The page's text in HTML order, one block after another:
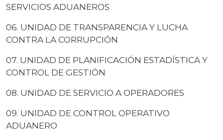
SERVICIOS ADUANEROS
06. UNIDAD DE TRANSPARENCIA Y LUCHA
CONTRA LA CORRUPCIÓN
07. UNIDAD DE PLANIFICACIÓN ESTADÍSTICA Y
CONTROL DE GESTIÓN
08. UNIDAD DE SERVICIO A OPERADORES
09. UNIDAD DE CONTROL OPERATIVO
ADUANERO